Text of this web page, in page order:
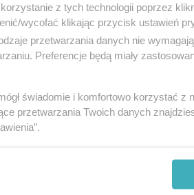
BRUTALNY ATAK
Mężczyzna, który
już w rękach policji.
zgłosił
z tych technologii poprzez
wycofać klikając przycisk ustawień
przetwarzania danych nie
Preferencje będą miały
świadomie i komfortowo korzystać z
przetwarzania Twoich danych